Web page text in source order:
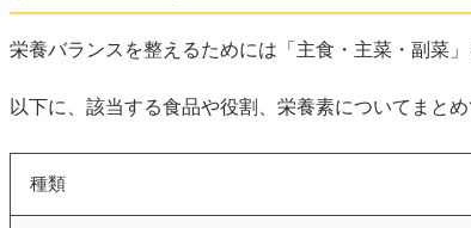
栄養バランスを整えるためには「主食・主菜・副菜
以下に、該当する食品や役割、栄養素についてまとめ
種類